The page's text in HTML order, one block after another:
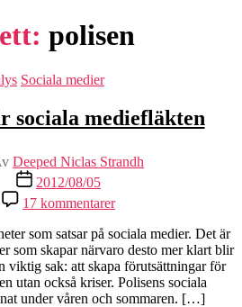
polisen
Kategorier
Sociala medier
sociala mediefläkten
Deeped Niclas Strandh
Inläggsdatum
2012/08/05
17 kommentarertill
När
skiten
når
sociala
mediefläkten
som satsar på sociala medier. Det är
som skapar närvaro desto mer klart blir
viktig sak: att skapa förutsättningar för
utan också kriser. Polisens sociala
under våren och sommaren. […]